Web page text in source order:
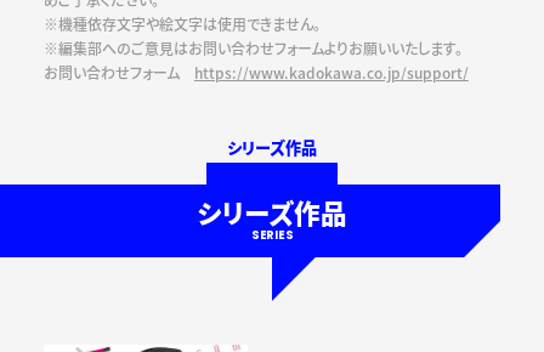
※機種依存文字や絵文字は使用できません。
※編集部へのご意見はお問い合わせフォームよりお願いいたします。
お問い合わせフォーム https://www.kadokawa.co.jp/support/
シリーズ作品
シリーズ作品
SERIES